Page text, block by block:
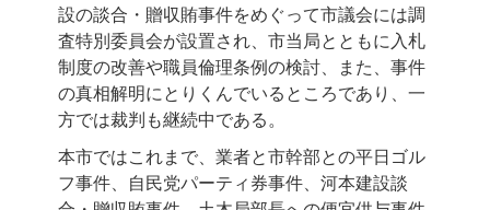
設の談合・贈収賄事件をめぐって市議会には調
査特別委員会が設置され、市当局とともに入札
制度の改善や職員倫理条例の検討、また、事件
の真相解明にとりくんでいるところであり、一
方では裁判も継続中である。
本市ではこれまで、業者と市幹部との平日ゴル
フ事件、自民党パーティ券事件、河本建設談